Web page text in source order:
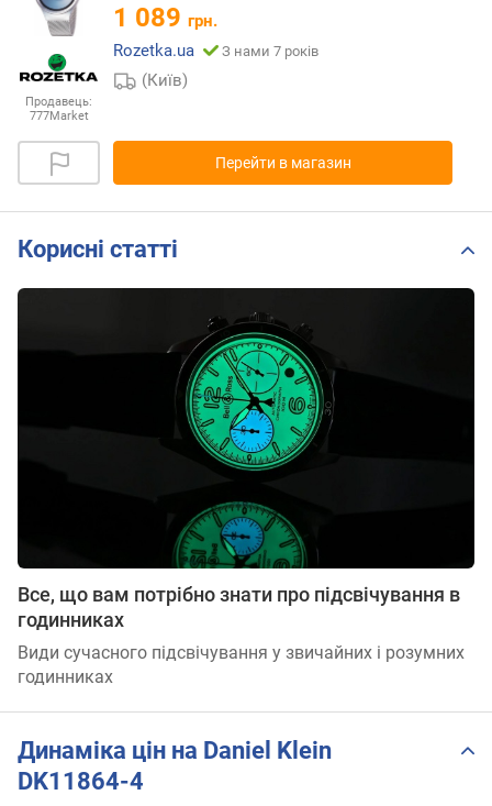
Продавець:
777Market
1 089 грн.
Rozetka.ua
З нами 7 років
(Київ)
Перейти в магазин
Корисні статті
Все, що вам потрібно знати про підсвічування в
годинниках
Види сучасного підсвічування у звичайних і розумних
годинниках
Динаміка цін на Daniel Klein
DK11864-4